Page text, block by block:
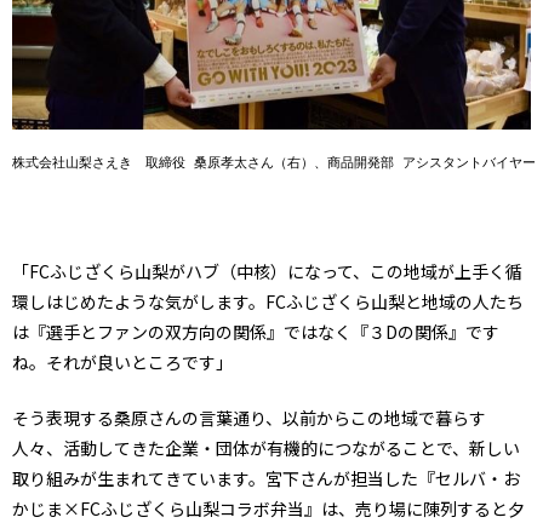
株式会社山梨さえき　取締役 桑原孝太さん（右）、商品開発部 アシスタントバイヤ
「FCふじざくら山梨がハブ（中核）になって、この地域が上手く循
環しはじめたような気がします。FCふじざくら山梨と地域の人たち
は『選手とファンの双方向の関係』ではなく『３Dの関係』です
ね。それが良いところです」
そう表現する桑原さんの言葉通り、以前からこの地域で暮らす
人々、活動してきた企業・団体が有機的につながることで、新しい
取り組みが生まれてきています。宮下さんが担当した『セルバ・お
かじま×FCふじざくら山梨コラボ弁当』は、売り場に陳列すると夕